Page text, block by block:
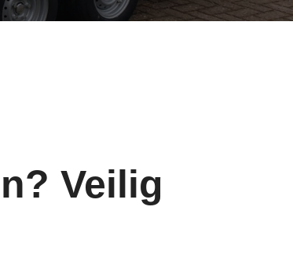
Veilig